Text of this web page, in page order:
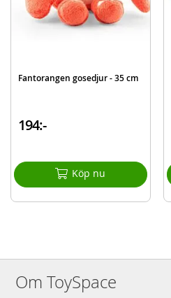
Varumärke
Fantorangen gosedjur - 35 cm
194:-
Köp nu
Om ToySpace